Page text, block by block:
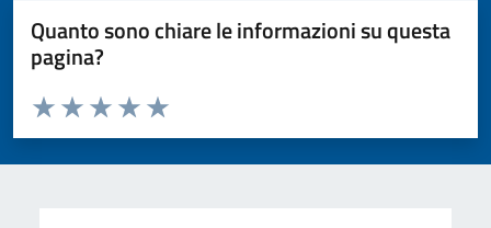
Quanto sono chiare le informazioni su questa
pagina?
Valuta da 1 a 5 stelle la pagina
Valuta 5 stelle su 5
Valuta 4 stelle su 5
Valuta 3 stelle su 5
Valuta 2 stelle su 5
Valuta 1 stelle su 5